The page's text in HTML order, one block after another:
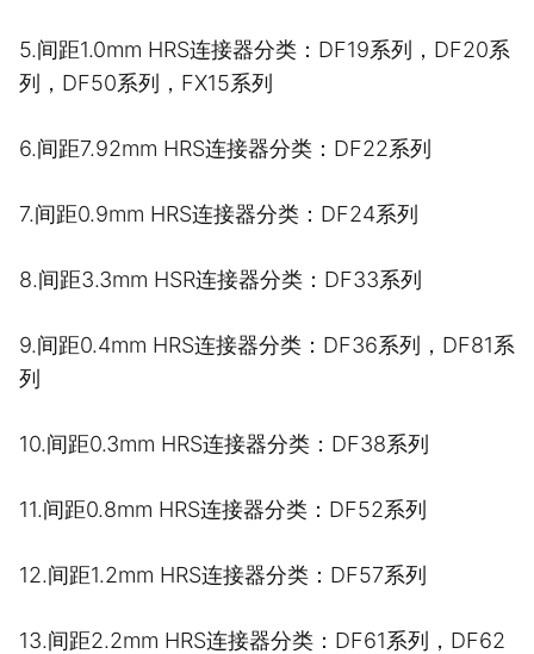
5.间距1.0mm HRS连接器分类：DF19系列，DF20系
列，DF50系列，FX15系列
6.间距7.92mm HRS连接器分类：DF22系列
7.间距0.9mm HRS连接器分类：DF24系列
8.间距3.3mm HSR连接器分类：DF33系列
9.间距0.4mm HRS连接器分类：DF36系列，DF81系
列
10.间距0.3mm HRS连接器分类：DF38系列
11.间距0.8mm HRS连接器分类：DF52系列
12.间距1.2mm HRS连接器分类：DF57系列
13.间距2.2mm HRS连接器分类：DF61系列，DF62